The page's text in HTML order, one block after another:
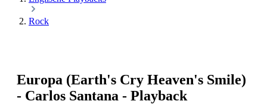
Rock
Europa (Earth's Cry Heaven's Smile)
- Carlos Santana - Playback